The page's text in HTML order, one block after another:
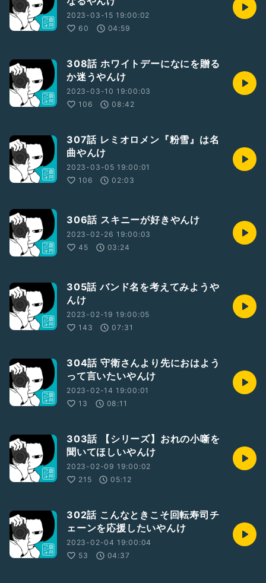
2023-03-15 19:00:02
60
04:59
308話 ホワイトデーになにを贈る
か迷うやんけ
2023-03-10 19:00:03
106
08:42
307話 レミオロメン『粉雪』は名
曲やんけ
2023-03-05 19:00:01
106
02:03
306話 スキニーが好きやんけ
2023-02-26 19:00:03
45
03:24
305話 バンド名を考えてみようや
んけ
2023-02-19 19:00:05
143
07:31
304話 守衛さんより先におはよう
って言いたいやんけ
2023-02-14 19:00:01
13
08:11
303話 【シリーズ】おれの小噺を
聞いてほしいやんけ
2023-02-09 19:00:02
215
05:12
302話 こんなときこそ回転寿司チ
ェーンを応援したいやんけ
2023-02-04 19:00:04
53
04:37